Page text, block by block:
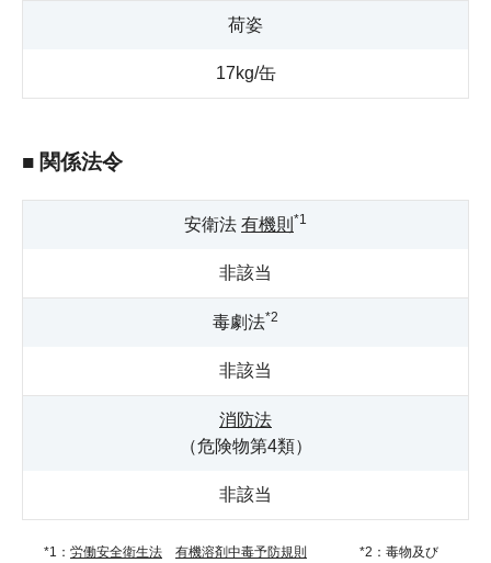
荷姿
17kg/缶
■ 関係法令
安衛法 有機則 *1
非該当
毒劇法*2
非該当
消防法
（危険物第4類）
非該当
*1： 労働安全衛生法 有機溶剤中毒予防規則
*2：毒物及び